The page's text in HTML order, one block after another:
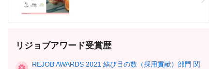
リジョブアワード受賞歴
REJOB AWARDS 2021 結び目の数（採用貢献）部門 関